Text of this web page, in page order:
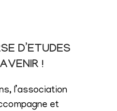
D’ETUDES
!
l’association
et